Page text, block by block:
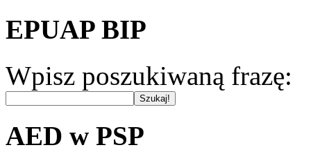
EPUAP BIP
Wpisz poszukiwaną frazę:
AED w PSP